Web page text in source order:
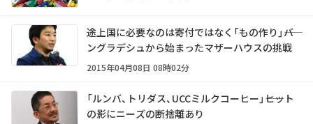
途上国に必要なのは寄付ではなく「もの作り」――バ
ングラデシュから始まったマザーハウスの挑戦
2015年04月08日 08時02分
「ルンバ、トリダス、UCCミルクコーヒー」――ヒット
の影にニーズの断捨離あり